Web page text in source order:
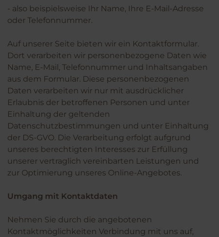
- also beispielsweise Ihr Name, Ihre E-Mail-Adresse
oder Telefonnummer.
Auf unserer Seite bieten wir ein Kontaktformular.
Dort verarbeiten wir personenbezogene Daten wie
Name, E-Mail, Telefonnummer und Inhaltsangaben
aus dem Formular. Diese personenbezogenen
Daten verarbeiten wir nur mit ausdrücklicher
Erlaubnis der betroffenen Personen und unter
Einhaltung der geltenden
Datenschutzbestimmungen und unter Einhaltung
der DS-GVO. Die Verarbeitung erfolgt aufgrund
unseres berechtigten Interesses zur Erfüllung
unserer vertraglich vereinbarten Leistungen und
zur Optimierung unseres Online-Angebotes.
Umgang mit Kontaktdaten
Nehmen Sie durch die angebotenen
Kontaktmöglichkeiten Verbindung mit uns auf,